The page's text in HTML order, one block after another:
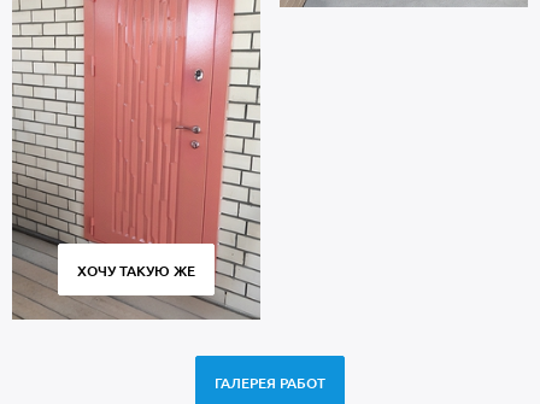
ХОЧУ ТАКУЮ ЖЕ
ГАЛЕРЕЯ РАБОТ